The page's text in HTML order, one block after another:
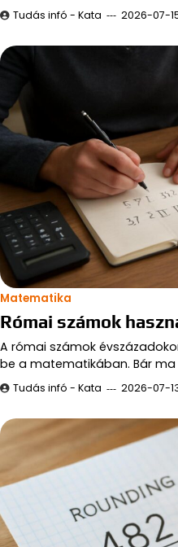
Tudás infó - Kata 2026-07-
Matematika
Római számok
A római számok
be a matematikában. Bár
Tudás infó - Kata 2026-07-